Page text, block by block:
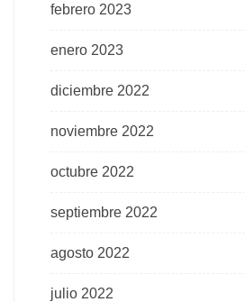
febrero 2023
enero 2023
diciembre 2022
noviembre 2022
octubre 2022
septiembre 2022
agosto 2022
julio 2022